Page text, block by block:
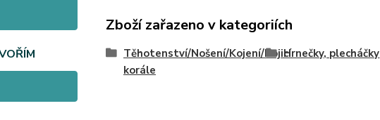
Zboží zařazeno v kategoriích
Těhotenství/Nošení/Kojení/Kojicí
korále
Hrnečky, plecháčky